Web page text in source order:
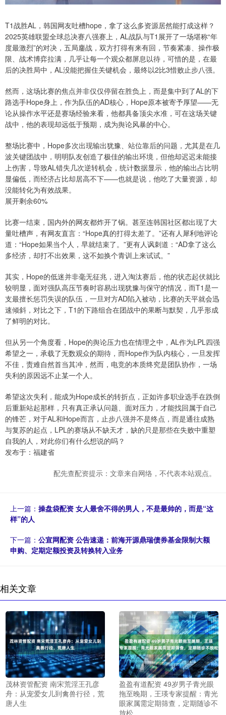
T1战胜AL，韩国网友吐槽hope，拿了这么多资源居然能打成这样？
2025英雄联盟全球总决赛八强赛上，AL战队与T1展开了一场堪称“年
度最激烈”的对决，五局鏖战，双方打得有来有回，节奏紧凑、操作极
限、战术博弈拉满，几乎让每一个观众都屏息以待，可惜的是，在最
后的决胜局中，AL没能把握住关键机会，最终以2比3惜败止步八强。
然而，这场比赛的焦点并非仅仅停留在胜负上，而是集中到了AL的下
路选手Hope身上，作为队伍的AD核心，Hope原本被寄予厚望——无
论从操作水平还是赛场经验来看，他都具备顶尖水准，可在这场关键
战中，他的表现却远低于预期，成为舆论风暴的中心。
整场比赛中，Hope多次出现输出犹豫、站位靠后的问题，尤其是在几
波关键团战中，明明队友创造了极佳的输出环境，但他却迟迟未能接
上伤害，导致AL错失几次逆转机会，统计数据显示，他的输出占比明
显偏低，而经济占比却居高不下——也就是说，他吃了大量资源，却
没能转化为有效战果。
展开剩余60%
比赛一结束，国内外的网友都炸开了锅。甚至连韩国社区都出现了大
量吐槽声，有网友直言：“Hope真的打得太差了。”还有人犀利地评论
道：“Hope如果当个人，早就结束了。”更有人讽刺道：“AD拿了这么
多经济，却打不出效果，这不如换个青训上来试试。”
其实，Hope的低迷并非毫无征兆，进入淘汰赛后，他的状态起伏就比
较明显，面对强队高压节奏时容易出现犹豫与保守的情况，而T1是一
支最擅长惩罚失误的队伍，一旦对方AD陷入被动，比赛的天平就会迅
速倾斜，对比之下，T1的下路组合在团战中的果断与默契，几乎形成
了鲜明的对比。
但从另一个角度看，Hope的舆论压力也在情理之中，AL作为LPL四强
希望之一，承载了无数观众的期待，而Hope作为队内核心，一旦发挥
不佳，责难自然首当其冲，然而，电竞的本质终究是团队协作，一场
失利的原因远不止某一个人。
希望这次失利，能成为Hope成长的转折点，正如许多职业选手在跌倒
后重新站起那样，只有真正承认问题、面对压力，才能找回属于自己
的锋芒，对于AL和Hope而言，止步八强并不是终点，而是通往成熟
与复苏的起点，LPL的赛场从不缺天才，缺的只是那些在失败中重塑
自我的人，对此你们有什么想说的吗？
发布于：福建省
配先查配资提示：文章来自网络，不代表本站观点。
上一篇： 操盘袋配资 女人最舍不得的男人，不是最帅的，而是“这
样”的人
下一篇： 公宣网配资 公告速递：前海开源鼎瑞债券基金限制大额
申购、定期定额投资及转换转入业务
相关文章
茂林资管配资 南宋荒淫王孔彦
舟：从宠爱女儿到禽兽行径，荒
唐人生
盈盈有道配资 49岁男子青光眼
拖至晚期，王瑛专家提醒：青光
眼家属需定期筛查，定期随诊不
放松